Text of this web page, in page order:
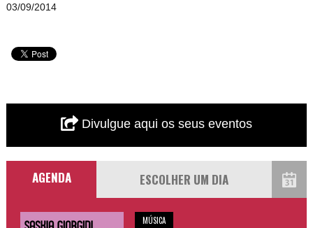
03/09/2014
Divulgue aqui os seus eventos
AGENDA
MÚSICA